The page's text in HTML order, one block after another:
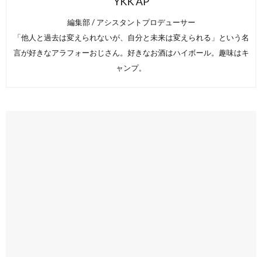
編集部 / アシスタントプロデューサー
「他人と過去は変えられないが、自分と未来は変えられる」という名
言が好きなアラフォーおじさん。好きなお酒はハイボール。趣味はキ
ャンプ。